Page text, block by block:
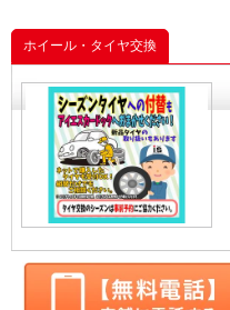
ホイール・タイヤ交換